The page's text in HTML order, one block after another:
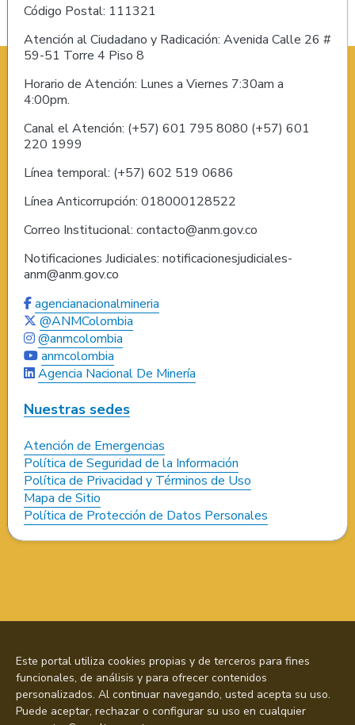
Código Postal: 111321
Atención al Ciudadano y Radicación: Avenida Calle 26 #
59-51 Torre 4 Piso 8
Horario de Atención: Lunes a Viernes 7:30am a
4:00pm.
Canal el Atención: (+57) 601 795 8080 (+57) 601
220 1999
Línea temporal: (+57) 602 519 0686
Línea Anticorrupción: 018000128522
Correo Institucional: contacto@anm.gov.co
Notificaciones Judiciales: notificacionesjudiciales-
anm@anm.gov.co
agencianacionalmineria
@ANMColombia
@anmcolombia
anmcolombia
Agencia Nacional De Minería
Nuestras sedes
Atención de Emergencias
Política de Seguridad de la Información
Política de Privacidad y Términos de Uso
Mapa de Sitio
Política de Protección de Datos Personales
Este portal utiliza cookies propias y de terceros para fines
funcionales, de análisis y para ofrecer contenidos
personalizados. Al continuar navegando, usted acepta su uso.
Puede aceptar, rechazar o configurar su uso en cualquier